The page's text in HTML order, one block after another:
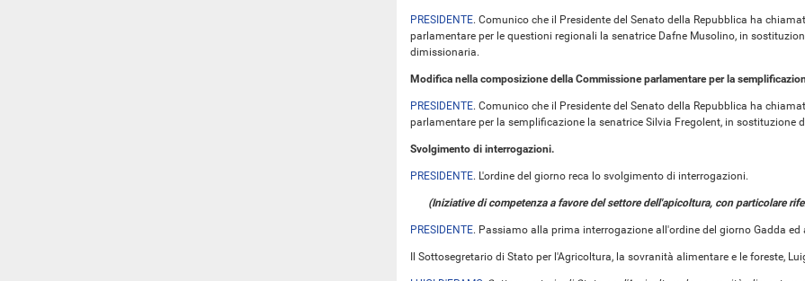
PRESIDENTE. Comunico che il Presidente del Senato della Repubblica ha
parlamentare per le questioni regionali la senatrice Dafne Musolino, in
dimissionaria.
Modifica nella composizione della Commissione parlamentare per la
PRESIDENTE. Comunico che il Presidente del Senato della Repubblica ha
parlamentare per la semplificazione la senatrice Silvia Fregolent, in sostituzione
Svolgimento di interrogazioni.
PRESIDENTE. L'ordine del giorno reca lo svolgimento di interrogazioni.
(Iniziative di competenza a favore del settore dell'apicoltura, con particolare
PRESIDENTE. Passiamo alla prima interrogazione all'ordine del giorno Gadda ed
Il Sottosegretario di Stato per l'Agricoltura, la sovranità alimentare e le foreste,